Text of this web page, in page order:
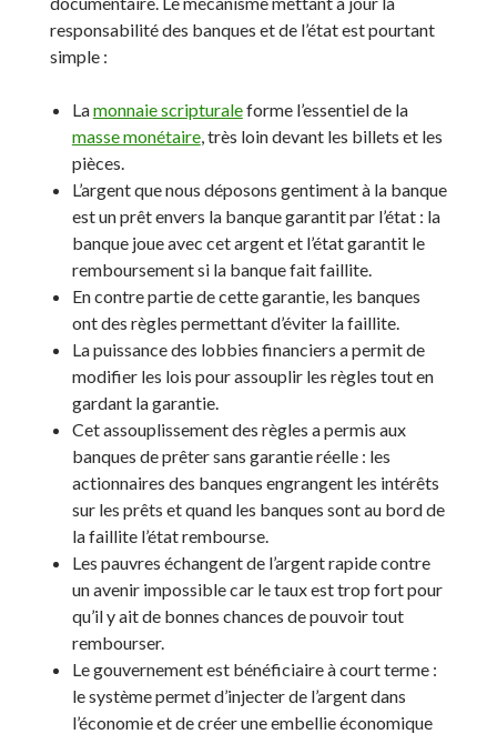
responsabilité des banques et de l’état est pourtant
simple :
Lamonnaie scripturaleforme l’essentiel de la
masse monétaire, très loin devant les billets et les
pièces.
L’argent que nous déposons gentiment à la banque
est un prêt envers la banque garantit par l’état : la
banque joue avec cet argent et l’état garantit le
remboursement si la banque fait faillite.
En contre partie de cette garantie, les banques
ont des règles permettant d’éviter la faillite.
La puissance des lobbies financiers a permit de
modifier les lois pour assouplir les règles tout en
gardant la garantie.
Cet assouplissement des règles a permis aux
banques de prêter sans garantie réelle : les
actionnaires des banques engrangent les intérêts
sur les prêts et quand les banques sont au bord de
la faillite l’état rembourse.
Les pauvres échangent de l’argent rapide contre
un avenir impossible car le taux est trop fort pour
qu’il y ait de bonnes chances de pouvoir tout
rembourser.
Le gouvernement est bénéficiaire à court terme :
le système permet d’injecter de l’argent dans
l’économie et de créer une embellie économique